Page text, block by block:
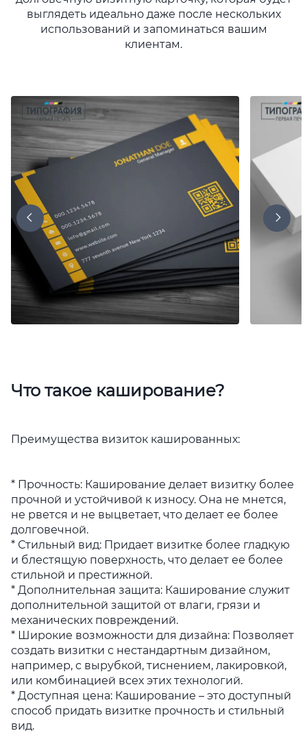
выглядеть идеально даже после нескольких
использований и запоминаться вашим
клиентам.
Что такое каширование?
Преимущества визиток кашированных:
* Прочность: Каширование делает визитку более
прочной и устойчивой к износу. Она не мнется,
не рвется и не выцветает, что делает ее более
долговечной.
* Стильный вид: Придает визитке более гладкую
и блестящую поверхность, что делает ее более
стильной и престижной.
* Дополнительная защита: Каширование служит
дополнительной защитой от влаги, грязи и
механических повреждений.
* Широкие возможности для дизайна: Позволяет
создать визитки с нестандартным дизайном,
например, с вырубкой, тиснением, лакировкой,
или комбинацией всех этих технологий.
* Доступная цена: Каширование – это доступный
способ придать визитке прочность и стильный
вид.